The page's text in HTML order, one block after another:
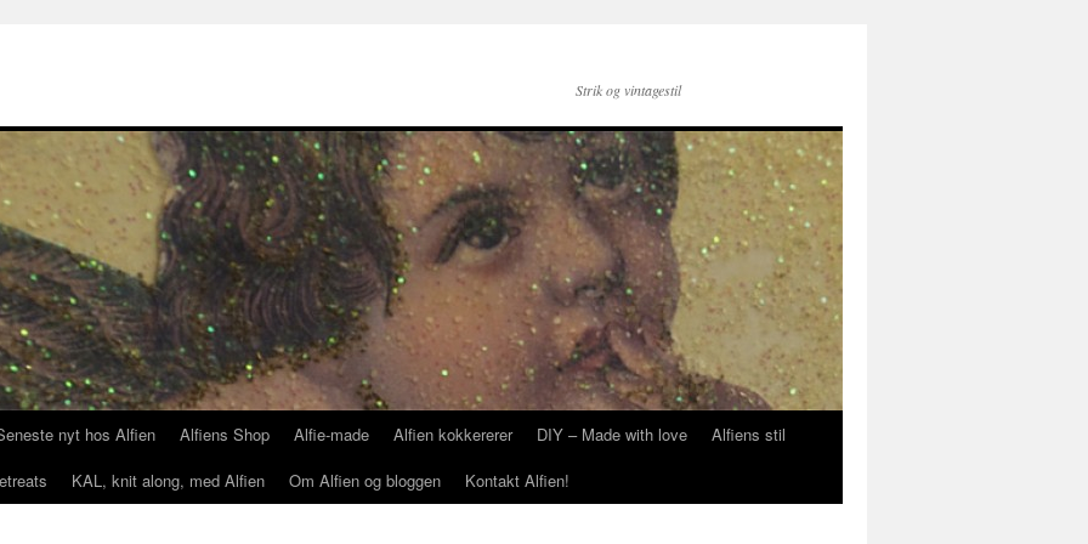
Strik og vintagestil
nyt hos Alfien Alfiens Shop Alfie-made Alfien kokkererer DIY – Made with love
Alfiens stil
KAL, knit along, med Alfien Om Alfien og bloggen Kontakt Alfien!